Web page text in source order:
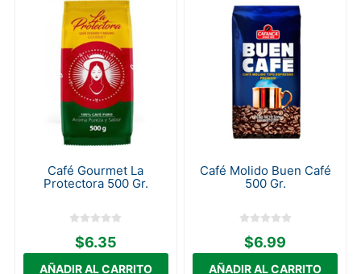
Café Gourmet La
Protectora 500 Gr.
$6.35
Café Molido Buen Café
500 Gr.
$6.99